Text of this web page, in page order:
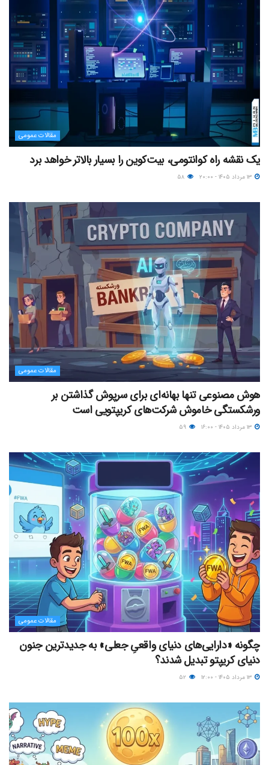
مقالات عمومی
یک نقشه راه کوانتومی، بیت‌کوین را بسیار بالاتر خواهد برد
مقالات عمومی
هوش مصنوعی تنها بهانه‌ای برای سرپوش گذاشتن بر
ورشکستگی خاموش شرکت‌های کریپتویی است
مقالات عمومی
چگونه «دارایی‌های دنیای واقعیِ جعلی» به جدیدترین جنون
دنیای کریپتو تبدیل شدند؟